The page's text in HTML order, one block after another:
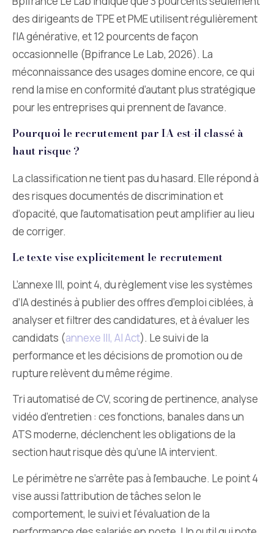
des dirigeants de TPE et PME utilisent régulièrement
l’IA générative, et 12 pourcents de façon
occasionnelle (Bpifrance Le Lab, 2026). La
méconnaissance des usages domine encore, ce qui
rend la mise en conformité d’autant plus stratégique
pour les entreprises qui prennent de l’avance.
Pourquoi le recrutement par IA est-il classé à
haut risque ?
La classification ne tient pas du hasard. Elle répond à
des risques documentés de discrimination et
d’opacité, que l’automatisation peut amplifier au lieu
de corriger.
Le texte vise explicitement le recrutement
L’annexe III, point 4, du règlement vise les systèmes
d’IA destinés à publier des offres d’emploi ciblées, à
analyser et filtrer des candidatures, et à évaluer les
candidats (annexe III, AI Act). Le suivi de la
performance et les décisions de promotion ou de
rupture relèvent du même régime.
Tri automatisé de CV, scoring de pertinence, analyse
vidéo d’entretien : ces fonctions, banales dans un
ATS moderne, déclenchent les obligations de la
section haut risque dès qu’une IA intervient.
Le périmètre ne s’arrête pas à l’embauche. Le point 4
vise aussi l’attribution de tâches selon le
comportement, le suivi et l’évaluation de la